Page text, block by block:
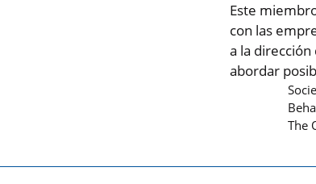
Este
con las
a la
abordar
The